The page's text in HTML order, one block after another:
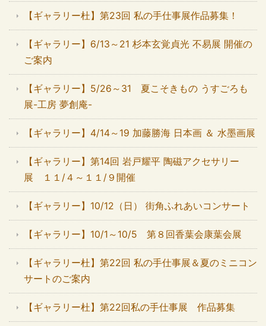
【ギャラリー杜】第23回 私の手仕事展作品募集！
【ギャラリー】6/13～21 杉本玄覚貞光 不易展 開催の
ご案内
【ギャラリー】5/26～31 夏こそきもの うすごろも
展-工房 夢創庵-
【ギャラリー】4/14～19 加藤勝海 日本画 ＆ 水墨画展
【ギャラリー】第14回 岩戸耀平 陶磁アクセサリー
展 １１/４～１１/９開催
【ギャラリー】10/12（日） 街角ふれあいコンサート
【ギャラリー】10/1～10/5 第８回香葉会康葉会展
【ギャラリー杜】第22回 私の手仕事展＆夏のミニコン
サートのご案内
【ギャラリー杜】第22回私の手仕事展 作品募集